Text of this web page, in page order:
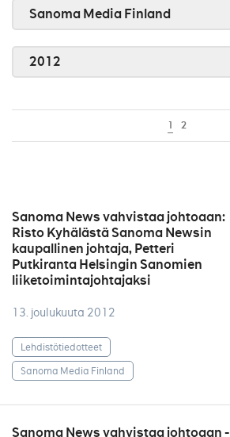
Sanoma Media Finland
2012
1 2
Sanoma News vahvistaa johtoaan:
Risto Kyhälästä Sanoma Newsin
kaupallinen johtaja, Petteri
Putkiranta Helsingin Sanomien
liiketoimintajohtajaksi
13. joulukuuta 2012
Lehdistötiedotteet
Sanoma Media Finland
Sanoma News vahvistaa johtoaan -